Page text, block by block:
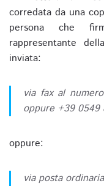
corredata da una
persona che
rappresentante
inviata:
via fax al
oppure +39 0549
oppure:
via posta